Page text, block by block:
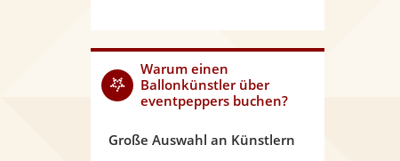
Warum einen
Ballonkünstlerüber
eventpeppers buchen?
Große Auswahl an Künstlern